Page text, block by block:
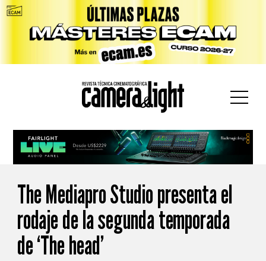
The Mediapro Studio presenta el
rodaje de la segunda temporada
de ‘The head’